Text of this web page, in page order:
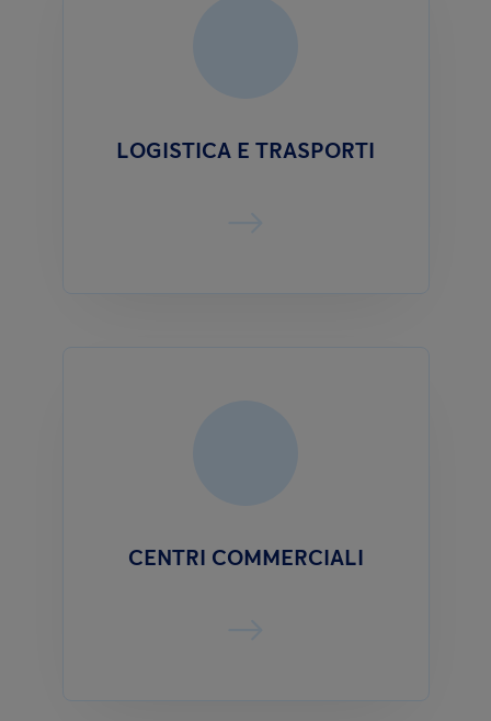
LOGISTICA E TRASPORTI
CENTRI COMMERCIALI